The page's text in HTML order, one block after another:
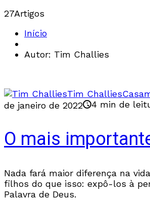
27Artigos
Início
Autor: Tim Challies
Tim Challies
de janeiro de 2022
4 min de
O mais
Nada fará maior diferença na
filhos do que isso: expô-los à
Palavra de Deus.